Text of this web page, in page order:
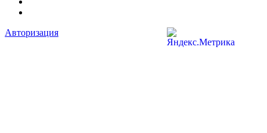
Авторизация